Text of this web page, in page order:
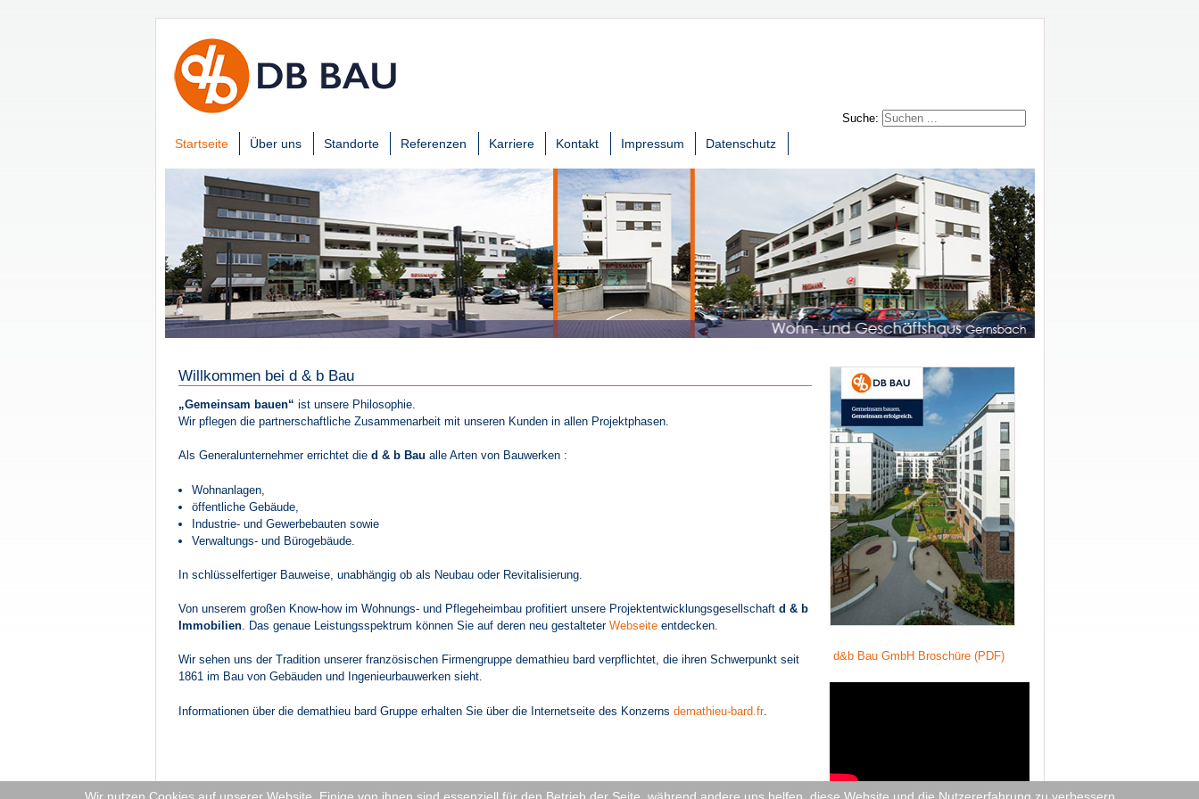
Suche:
Startseite Über uns Standorte Referenzen Karriere Kontakt Impressum Datenschutz
d&b Bau GmbH Broschüre (PDF)
Willkommen bei d & b Bau
„Gemeinsam bauen“ ist unsere Philosophie.
Wir pflegen die partnerschaftliche Zusammenarbeit mit unseren Kunden in allen Projektphasen.
Als Generalunternehmer errichtet die d & b Bau alle Arten von Bauwerken :
Wohnanlagen,
öffentliche Gebäude,
Industrie- und Gewerbebauten sowie
Verwaltungs- und Bürogebäude.
In schlüsselfertiger Bauweise, unabhängig ob als Neubau oder Revitalisierung.
Von unserem großen Know-how im Wohnungs- und Pflegeheimbau profitiert unsere Projektentwicklungsgesellschaft d & b
Immobilien. Das genaue Leistungsspektrum können Sie auf deren neu gestalteter Webseiteentdecken.
Wir sehen uns der Tradition unserer französischen Firmengruppe demathieu bard verpflichtet, die ihren Schwerpunkt seit
1861 im Bau von Gebäuden und Ingenieurbauwerken sieht.
Informationen über die demathieu bard Gruppe erhalten Sie über die Internetseite des Konzerns demathieu-bard.fr.